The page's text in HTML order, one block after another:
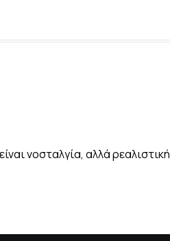
νοσταλγία, αλλά ρεαλιστική